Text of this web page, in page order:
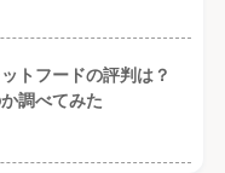
トフードの評判は？
調べてみた